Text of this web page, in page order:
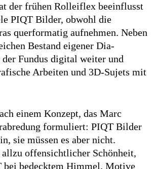
der frühen Rolleiflex beeinflusst
PIQT Bilder, obwohl die
querformatig aufnehmen. Neben
Bestand eigener Dia-
Fundus digital weiter und
Arbeiten und 3D-Sujets mit
einem Konzept, das Marc
formuliert: PIQT Bilder
sie müssen es aber nicht.
offensichtlicher Schönheit,
bei bedecktem Himmel. Motive